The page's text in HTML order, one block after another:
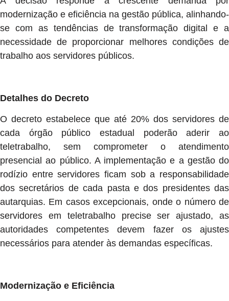
modernização e eficiência na gestão pública, alinhando-
se com as tendências de transformação digital e a
necessidade de proporcionar melhores condições de
trabalho aos servidores públicos.
Detalhes do Decreto
O decreto estabelece que até 20% dos servidores de
cada órgão público estadual poderão aderir ao
teletrabalho, sem comprometer o atendimento
presencial ao público. A implementação e a gestão do
rodízio entre servidores ficam sob a responsabilidade
dos secretários de cada pasta e dos presidentes das
autarquias. Em casos excepcionais, onde o número de
servidores em teletrabalho precise ser ajustado, as
autoridades competentes devem fazer os ajustes
necessários para atender às demandas específicas.
Modernização e Eficiência